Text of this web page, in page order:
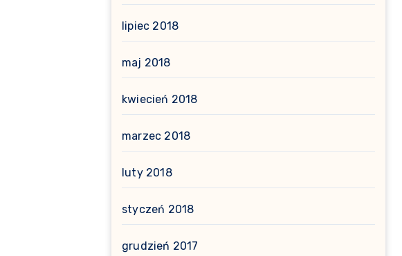
lipiec 2018
maj 2018
kwiecień 2018
marzec 2018
luty 2018
styczeń 2018
grudzień 2017